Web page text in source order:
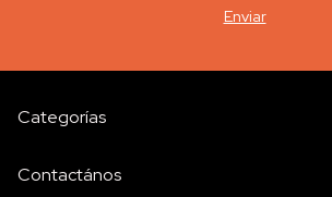
Categorías
Contactános